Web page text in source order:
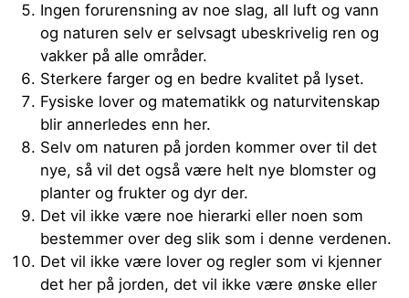
Ingen forurensning av noe slag, all luft og vann
og naturen selv er selvsagt ubeskrivelig ren og
vakker på alle områder.
Sterkere farger og en bedre kvalitet på lyset.
Fysiske lover og matematikk og naturvitenskap
blir annerledes enn her.
Selv om naturen på jorden kommer over til det
nye, så vil det også være helt nye blomster og
planter og frukter og dyr der.
Det vil ikke være noe hierarki eller noen som
bestemmer over deg slik som i denne verdenen.
Det vil ikke være lover og regler som vi kjenner
det her på jorden, det vil ikke være ønske eller